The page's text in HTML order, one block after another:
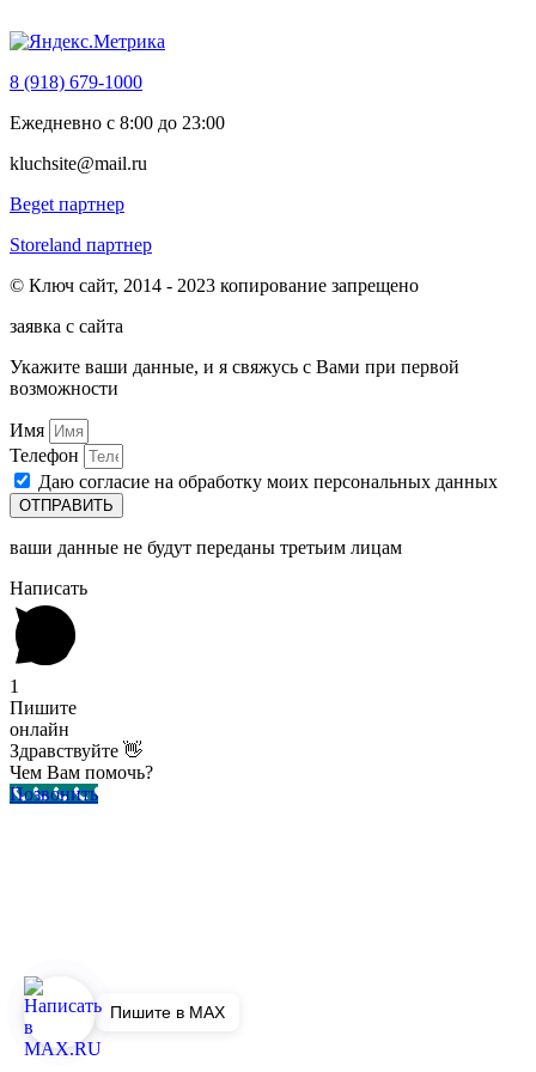
8 (918) 679-1000
Ежедневно с 8:00 до 23:00
kluchsite@mail.ru
Beget партнер
Storeland партнер
© Ключ сайт, 2014 - 2023 копирование запрещено
Пишите в MAX
заявка с сайта
Укажите ваши данные, и я свяжусь с Вами при первой
возможности
Имя
Телефон
Даю согласие на обработку моих персональных данных
ОТПРАВИТЬ
ваши данные не будут переданы третьим лицам
Написать
1
Пишите
онлайн
Здравствуйте 👋
Чем Вам помочь?
Позвонить